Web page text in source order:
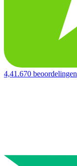
4,41.670 beoordelingen